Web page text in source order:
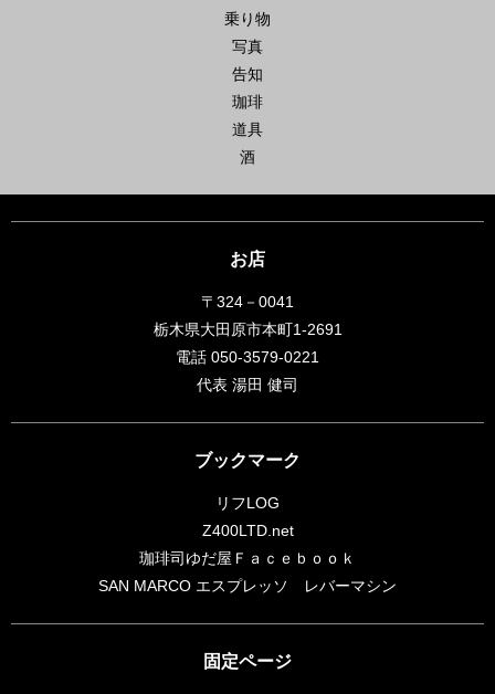
乗り物
写真
告知
珈琲
道具
酒
お店
〒324－0041
栃木県大田原市本町1-2691
電話 050-3579-0221
代表 湯田 健司
ブックマーク
リフLOG
Z400LTD.net
珈琲司ゆだ屋Ｆａｃｅｂｏｏｋ
SAN MARCO エスプレッソ レバーマシン
固定ページ